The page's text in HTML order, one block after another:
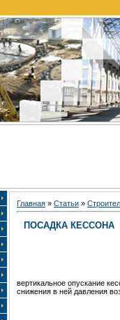
Главная » Статьи »
ПОСАДКА КЕССОНА
вертикальное опускание
снижения в ней давления